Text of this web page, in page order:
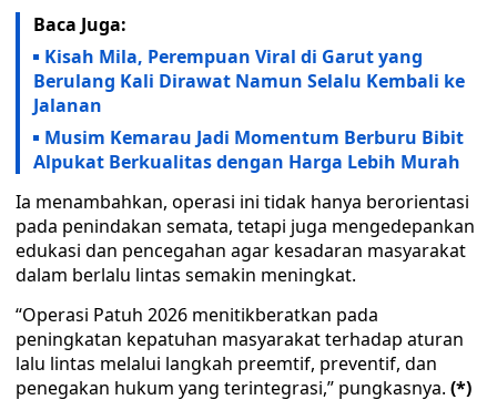
Baca Juga:
Kisah Mila, Perempuan Viral di Garut yang
Berulang Kali Dirawat Namun Selalu Kembali ke
Jalanan
Musim Kemarau Jadi Momentum Berburu Bibit
Alpukat Berkualitas dengan Harga Lebih Murah
Ia menambahkan, operasi ini tidak hanya berorientasi
pada penindakan semata, tetapi juga mengedepankan
edukasi dan pencegahan agar kesadaran masyarakat
dalam berlalu lintas semakin meningkat.
“Operasi Patuh 2026 menitikberatkan pada
peningkatan kepatuhan masyarakat terhadap aturan
lalu lintas melalui langkah preemtif, preventif, dan
penegakan hukum yang terintegrasi,” pungkasnya. (*)